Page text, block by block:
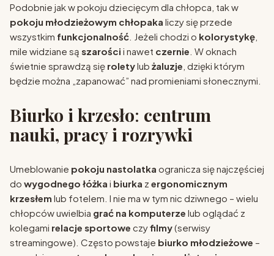
Podobnie jak w pokoju dziecięcym dla chłopca, tak w
pokoju młodzieżowym chłopaka liczy się przede
wszystkim funkcjonalność . Jeżeli chodzi o kolorystykę
mile widziane są szarości i nawet czernie . W oknach
świetnie sprawdzą się roletylub żaluzje , dzięki którym
będzie można „zapanować” nad promieniami słonecznymi.
Biurko i krzesło: centrum
nauki, pracy i rozrywki
Umeblowanie pokoju nastolatka ogranicza się najczęściej
do wygodnego łóżka i biurka z ergonomicznym
krzesłem lub fotelem. I nie ma w tym nic dziwnego – wielu
chłopców uwielbia grać na komputerze lub oglądać z
kolegami relacje sportowe czyfilmy(serwisy
streamingowe). Często powstaje biurko młodzieżowe –